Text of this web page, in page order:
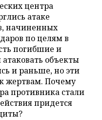
центра
атаке
начиненных
по целям в
погибшие и
объекты
и раньше, но эти
жертвам. Почему
противника стали
придется